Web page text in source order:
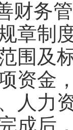
财务
章制
围及
资金
人力
成后